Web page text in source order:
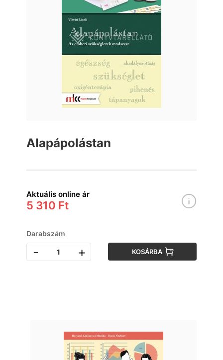
Alapápolástan
Aktuális online ár
5 310 Ft
Darabszám
- + KOSÁRBA